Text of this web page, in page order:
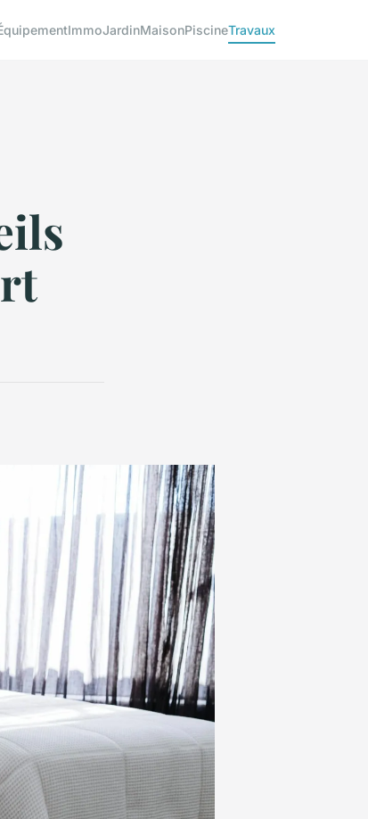
ImmoJardinMaisonPiscineTravaux